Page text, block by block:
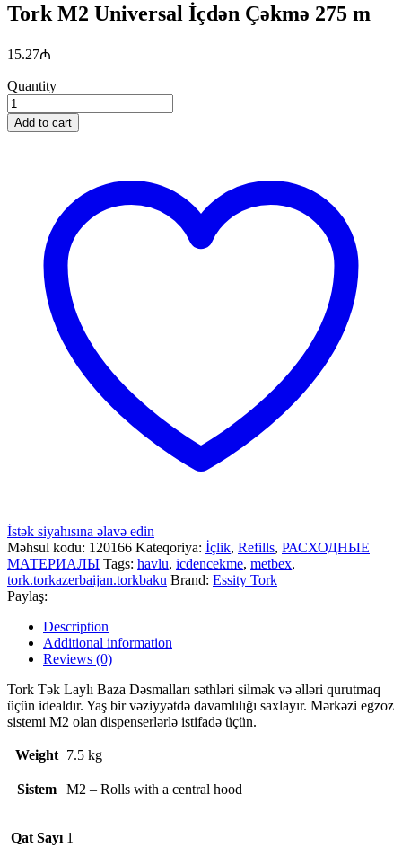
Tork M2 Universal İçdən Çəkmə 275 m
15.27₼
Quantity
Add to cart
İstək siyahısına əlavə edin
Məhsul kodu: 120166 Kateqoriya: İçlik, Refills, РАСХОДНЫЕ
МАТЕРИАЛЫ Tags: havlu, icdencekme, metbex,
tork.torkazerbaijan.torkbaku Brand: Essity Tork
Paylaş:
Description
Additional information
Reviews (0)
Tork Tək Laylı Baza Dəsmalları səthləri silmək və əlləri qurutmaq
üçün idealdır. Yaş bir vəziyyətdə davamlılığı saxlayır. Mərkəzi egzoz
sistemi M2 olan dispenserlərlə istifadə üçün.
Weight 7.5 kg
Sistem M2 – Rolls with a central hood
Qat Sayı 1